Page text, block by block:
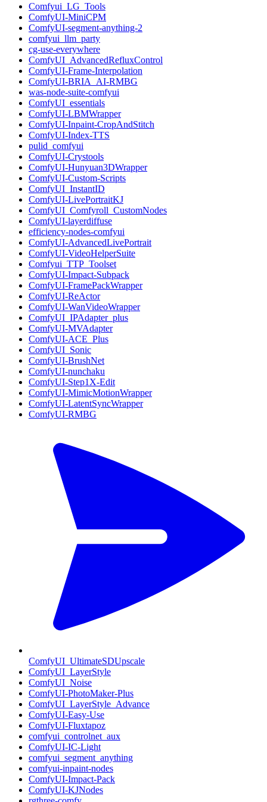
Comfyui_LG_Tools
ComfyUI-MiniCPM
ComfyUI-segment-anything-2
comfyui_llm_party
cg-use-everywhere
ComfyUI_AdvancedRefluxControl
ComfyUI-Frame-Interpolation
ComfyUI-BRIA_AI-RMBG
was-node-suite-comfyui
ComfyUI_essentials
ComfyUI-LBMWrapper
ComfyUI-Inpaint-CropAndStitch
ComfyUI-Index-TTS
pulid_comfyui
ComfyUI-Crystools
ComfyUI-Hunyuan3DWrapper
ComfyUI-Custom-Scripts
ComfyUI_InstantID
ComfyUI-LivePortraitKJ
ComfyUI_Comfyroll_CustomNodes
ComfyUI-layerdiffuse
efficiency-nodes-comfyui
ComfyUI-AdvancedLivePortrait
ComfyUI-VideoHelperSuite
Comfyui_TTP_Toolset
ComfyUI-Impact-Subpack
ComfyUI-FramePackWrapper
ComfyUI-ReActor
ComfyUI-WanVideoWrapper
ComfyUI_IPAdapter_plus
ComfyUI-MVAdapter
ComfyUI-ACE_Plus
ComfyUI_Sonic
ComfyUI-BrushNet
ComfyUI-nunchaku
ComfyUI-Step1X-Edit
ComfyUI-MimicMotionWrapper
ComfyUI-LatentSyncWrapper
ComfyUI-RMBG
ComfyUI_UltimateSDUpscale
ComfyUI_LayerStyle
ComfyUI_Noise
ComfyUI-PhotoMaker-Plus
ComfyUI_LayerStyle_Advance
ComfyUI-Easy-Use
ComfyUI-Fluxtapoz
comfyui_controlnet_aux
ComfyUI-IC-Light
comfyui_segment_anything
comfyui-inpaint-nodes
ComfyUI-Impact-Pack
ComfyUI-KJNodes